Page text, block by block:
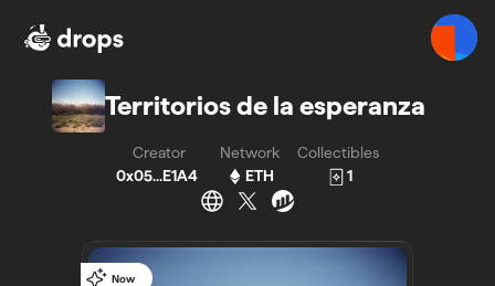
Territorios de la esperanza
Creator
0x05...E1A4
Network
ETH
Collectibles
1
Now